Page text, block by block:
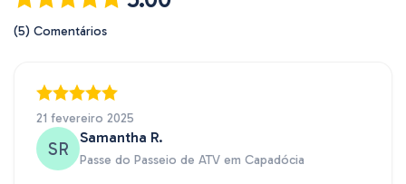
(5) Comentários
21 fevereiro 2025
SR
Samantha R.
Passe do Passeio de ATV em Capadócia